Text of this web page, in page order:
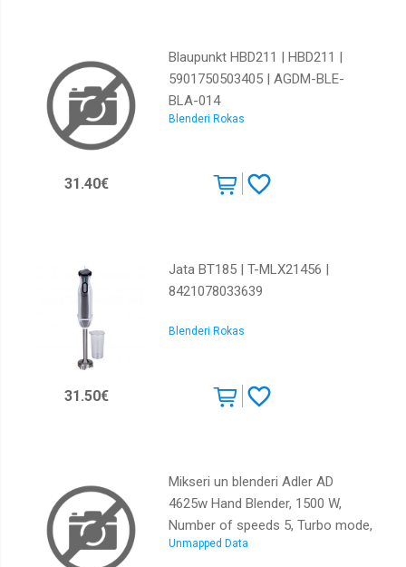
Blaupunkt HBD211 | HBD211 |
5901750503405 | AGDM-BLE-
BLA-014
Blenderi Rokas
31.40€
Jata BT185 | T-MLX21456 |
8421078033639
Blenderi Rokas
31.50€
Mikseri un blenderi Adler AD
4625w Hand Blender, 1500 W,
Number of speeds 5, Turbo mode,
White | AD 4625w |
Unmapped Data